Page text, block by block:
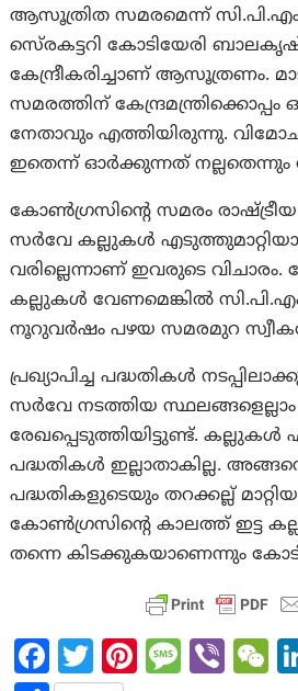
ആസൂത്രിത സമരമെന്ന്
സെ്രകട്ടറി കോടിയേരി
കേന്ദ്രീകരിച്ചാണ് ആസൂത്രണം.
സമരത്തിന്
നേതാവും എത്തിയിരുന്നു.
ഇതെന്ന് ഓര്‍ക്കുന്നത്
കോണ്‍ഗ്രസിന്റെ സമരം രാഷ്ട്രീയ
സര്‍വേ കല്ലുകള്‍
വരില്ലെന്നാണ് ഇവരുടെ
കല്ലുകള്‍ വേണമെങ്കില്‍
നൂറുവര്‍ഷം പഴയ സമരമുറ
പ്രഖ്യാപിച്ച പദ്ധതികള്‍
സര്‍വേ നടത്തിയ
രേഖപ്പെടുത്തിയിട്ടുണ്ട്. കല്ലുകള്‍
പദ്ധതികള്‍ ഇല്ലാതാകില്ല.
പദ്ധതികളുടെയും തറക്കല്ല്
കോണ്‍ഗ്രസിന്റെ കാലത്ത് ഇട്ട
തന്നെ കിടക്കുകയാണെന്നും
Fa T
Pi M Vi